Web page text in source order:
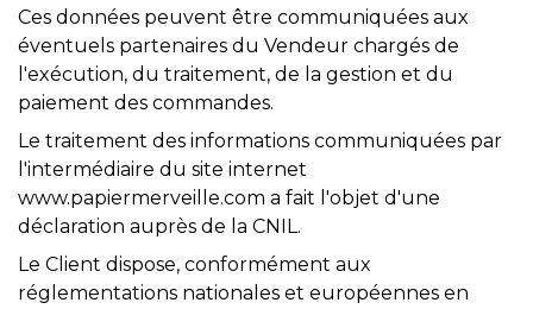
Ces données peuvent être communiquées aux
éventuels partenaires du Vendeur chargés de
l'exécution, du traitement, de la gestion et du
paiement des commandes.
Le traitement des informations communiquées par
l'intermédiaire du site internet
www.papiermerveille.com a fait l'objet d'une
déclaration auprès de la CNIL.
Le Client dispose, conformément aux
réglementations nationales et européennes en